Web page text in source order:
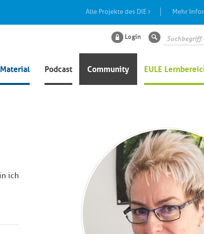
Alle Projekte des DIE Mehr
Material Podcast Community EULE
Login Suche
ich